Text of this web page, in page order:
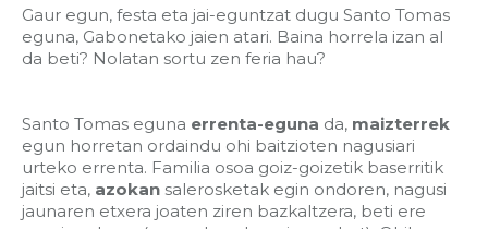
Gaur egun, festa eta jai-eguntzat dugu Santo Tomas
eguna, Gabonetako jaien atari. Baina horrela izan al
da beti? Nolatan sortu zen feria hau?
Santo Tomas eguna errenta-eguna da, maizterrek
egun horretan ordaindu ohi baitzioten nagusiari
urteko errenta. Familia osoa goiz-goizetik baserritik
jaitsi eta, azokan salerosketak egin ondoren, nagusi
jaunaren etxera joaten ziren bazkaltzera, beti ere